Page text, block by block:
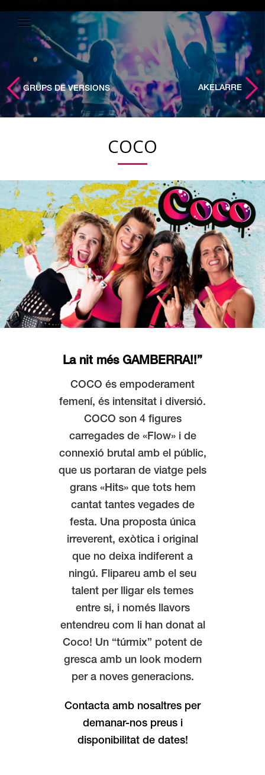
GRUPS DE VERSIONS AKELARRE
COCO
La nit més GAMBERRA!!”
COCO és empoderament
femení, és intensitat i diversió.
COCO son 4 figures
carregades de «Flow» i de
connexió brutal amb el públic,
que us portaran de viatge pels
grans «Hits» que tots hem
cantat tantes vegades de
festa. Una proposta única
irreverent, exòtica i original
que no deixa indiferent a
ningú. Flipareu amb el seu
talent per lligar els temes
entre si, i només llavors
entendreu com li han donat al
Coco! Un “túrmix” potent de
gresca amb un look modern
per a noves generacions.
Contacta amb nosaltres per
demanar-nos preus i
disponibilitat de dates!